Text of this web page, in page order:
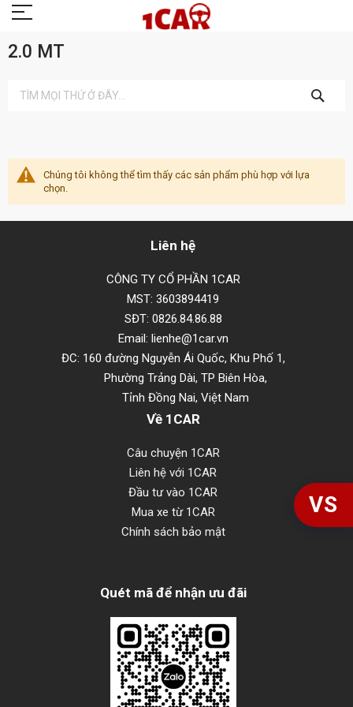
2.0 MT
KIẾM
Chúng tôi không thể tìm thấy các sản phẩm phù hợp với lựa
chọn.
Liên hệ
CÔNG TY CỔ PHẦN 1CAR
MST: 3603894419
SĐT: 0826.84.86.88
Email: lienhe@1car.vn
ĐC: 160 đường Nguyễn Ái Quốc, Khu Phố 1,
Phường Trảng Dài, TP Biên Hòa,
Tỉnh Đồng Nai, Việt Nam
Về 1CAR
Câu chuyện 1CAR
Liên hệ với 1CAR
Đầu tư vào 1CAR
Mua xe từ 1CAR
Chính sách bảo mật
Quét mã để nhận ưu đãi
VS